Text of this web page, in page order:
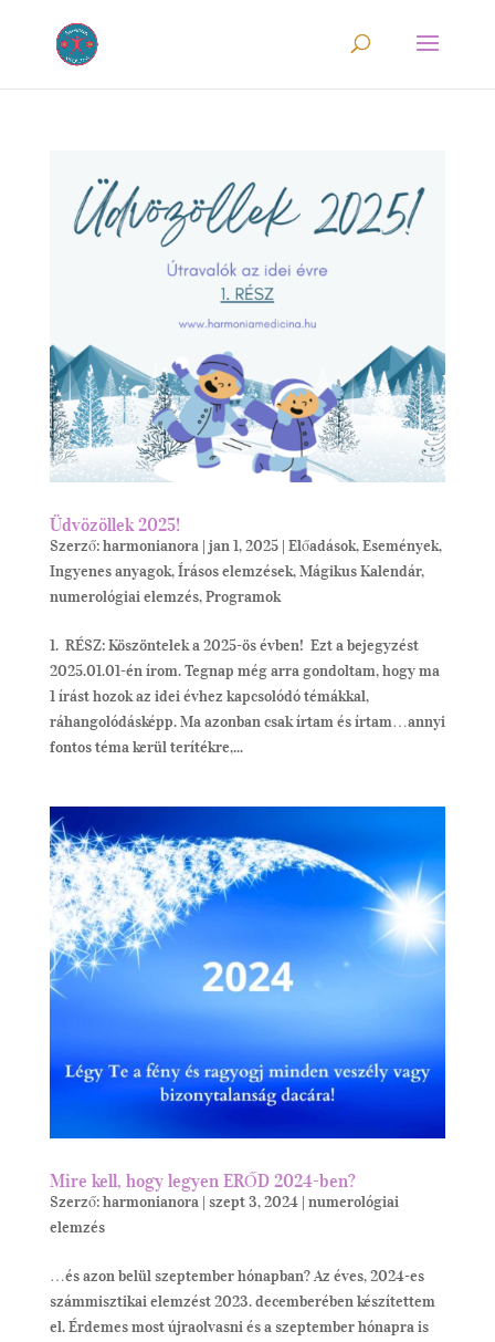
Üdvözöllek 2025!
Szerző:harmonianora| jan 1, 2025| Előadások,Események,
Ingyenes anyagok,Írásos elemzések,Mágikus Kalendár,
numerológiai elemzés,Programok
1. RÉSZ: Köszöntelek a 2025-ös évben! Ezt a bejegyzést
2025.01.01-én írom. Tegnap még arra gondoltam, hogy ma
1 írást hozok az idei évhez kapcsolódó témákkal,
ráhangolódásképp. Ma azonban csak írtam és írtam…annyi
fontos téma kerül terítékre,...
Mire kell, hogy legyen ERŐD 2024-ben?
Szerző:harmonianora| szept 3, 2024| numerológiai
elemzés
…és azon belül szeptember hónapban? Az éves, 2024-es
számmisztikai elemzést 2023. decemberében készítettem
el. Érdemes most újraolvasni és a szeptember hónapra is